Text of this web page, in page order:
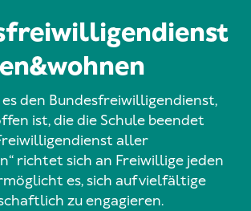
es den Bundesfreiwilligendienst,
ist, die die Schule beendet
aller
richtet sich an Freiwillige jeden
es, sich auf vielfältige
zu engagieren.